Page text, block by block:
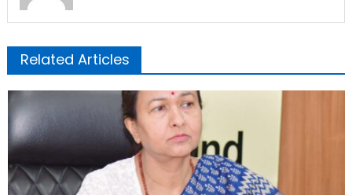
Related Articles